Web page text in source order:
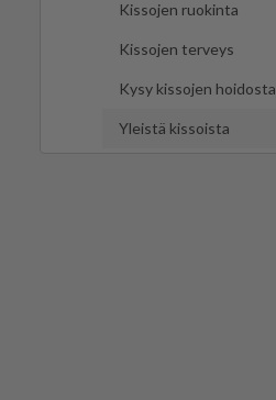
Kissojen ruokinta
Kissojen terveys
Kysy kissojen hoidosta
Yleistä kissoista